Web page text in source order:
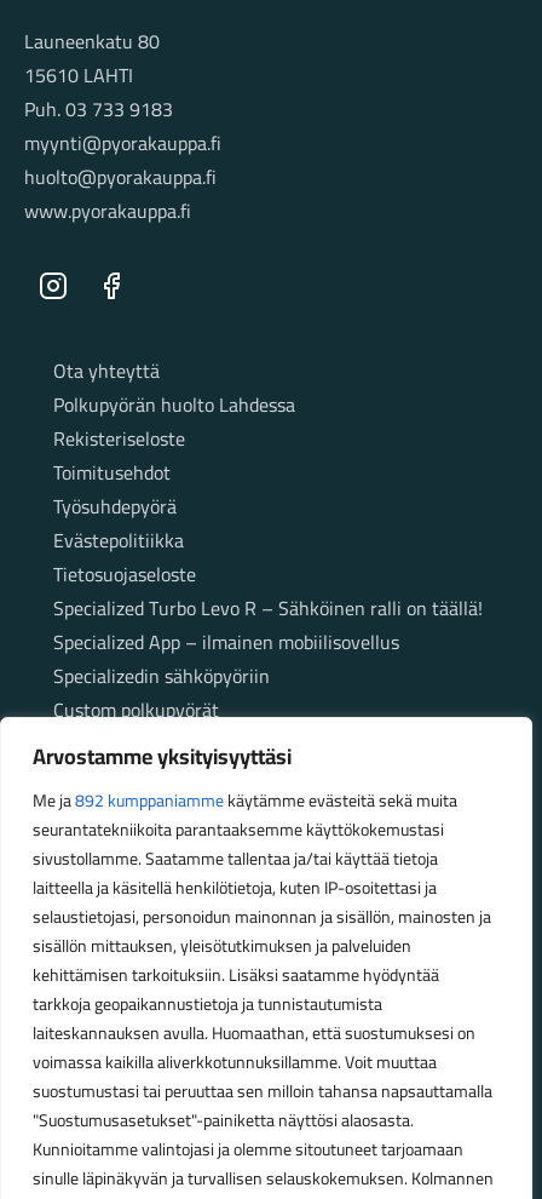
Arvostamme yksityisyyttäsi
Me ja892 kumppaniammekäytämme evästeitä sekä muita
seurantatekniikoita parantaaksemme käyttökokemustasi
sivustollamme. Saatamme tallentaa ja/tai käyttää tietoja
laitteella ja käsitellä henkilötietoja, kuten IP-osoitettasi ja
selaustietojasi, personoidun mainonnan ja sisällön, mainosten ja
sisällön mittauksen, yleisötutkimuksen ja palveluiden
kehittämisen tarkoituksiin. Lisäksi saatamme hyödyntää
tarkkoja geopaikannustietoja ja tunnistautumista
laiteskannauksen avulla. Huomaathan, että suostumuksesi on
voimassa kaikilla aliverkkotunnuksillamme. Voit muuttaa
suostumustasi tai peruuttaa sen milloin tahansa napsauttamalla
"Suostumusasetukset"-painiketta näyttösi alaosasta.
Kunnioitamme valintojasi ja olemme sitoutuneet tarjoamaan
sinulle läpinäkyvän ja turvallisen selauskokemuksen. Kolmannen
Launeenkatu 80
15610 LAHTI
Puh. 03 733 9183
myynti@pyorakauppa.fi
huolto@pyorakauppa.fi
www.pyorakauppa.fi
Instagram Facebook
SivutOta yhteyttä
Polkupyörän huolto Lahdessa
Rekisteriseloste
Toimitusehdot
Työsuhdepyörä
Evästepolitiikka
Tietosuojaseloste
Specialized Turbo Levo R – Sähköinen ralli on täällä!
Specialized App – ilmainen mobiilisovellus
Specializedin sähköpyöriin
Custom polkupyörät
Fatbikellä helppoa ja huoletonta etenemistä
maastossa
Aukioloajat
Talvikauden aukioloajat (1.10.2025 – 28.2.2026)
Ma-Pe 10-18
La 10-14
Kesäkauden aukioloajat (1.3.2026 – 30.9.2026)
Ma-Pe 10-18
La 9-15
Poikkeavat aukioloajat:
Pyhäinpäivä lauantai 31.10. – suljettu